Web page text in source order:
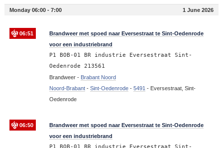
Monday 06:00 - 7:00 1 June 2026
06:51
Brandweer met spoed naar Eversestraat te Sint-Oedenrode
voor een industriebrand
P1 BOB-01 BR industrie Eversestraat Sint-
Oedenrode 213561
Brandweer - Brabant Noord
Noord-Brabant- Sint-Oedenrode- 5491 - Eversestraat, Sint-
Oedenrode
06:50
Brandweer met spoed naar Eversestraat te Sint-Oedenrode
voor een industriebrand